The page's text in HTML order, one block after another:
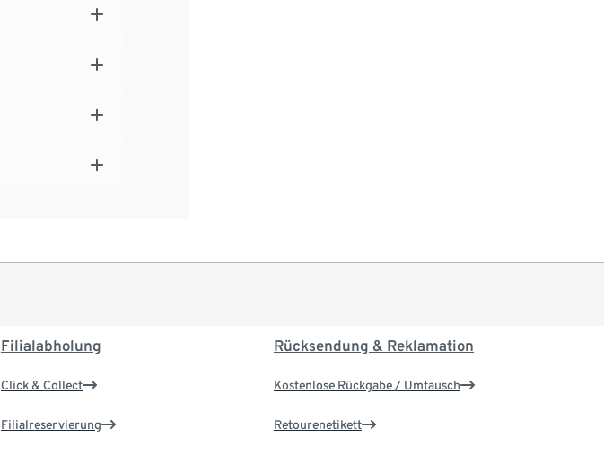
Filialabholung
Click & Collect
Filialreservierung
Rücksendung & Reklamation
Kostenlose Rückgabe / Umtausch
Retourenetikett